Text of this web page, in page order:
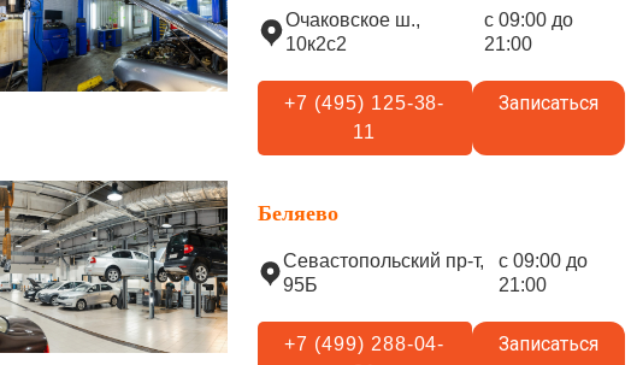
Очаковское ш.,
10к2с2
с 09:00 до
21:00
+7 (495) 125-38-
11
Записаться
Беляево
Севастопольский пр-т,
95Б
с 09:00 до
21:00
+7 (499) 288-04-
Записаться